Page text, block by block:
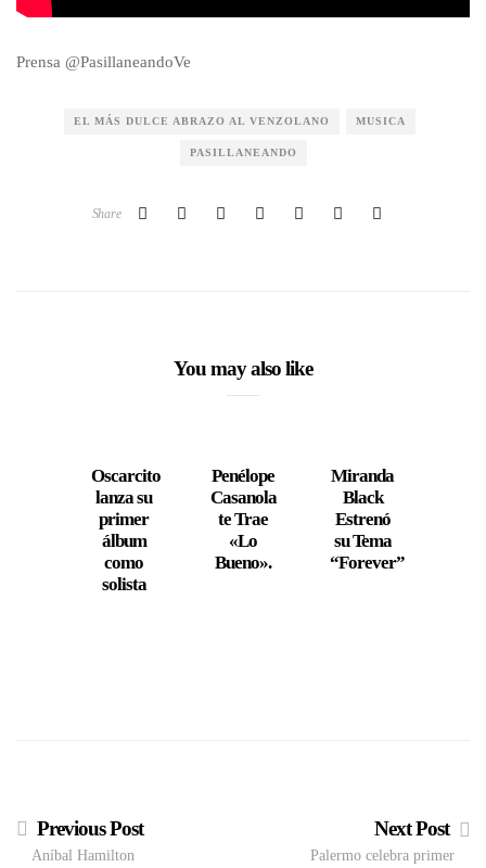
Prensa @PasillaneandoVe
EL MÁS DULCE ABRAZO AL VENZOLANO MUSICA
PASILLANEANDO
Share
You may also like
Oscarcito
lanza su
primer
álbum
como
solista
Penélope
Casanola
te Trae
«Lo
Bueno».
Miranda
Black
Estrenó
su Tema
“Forever”
Previous Post
Aníbal Hamilton
Next Post
Palermo celebra primer